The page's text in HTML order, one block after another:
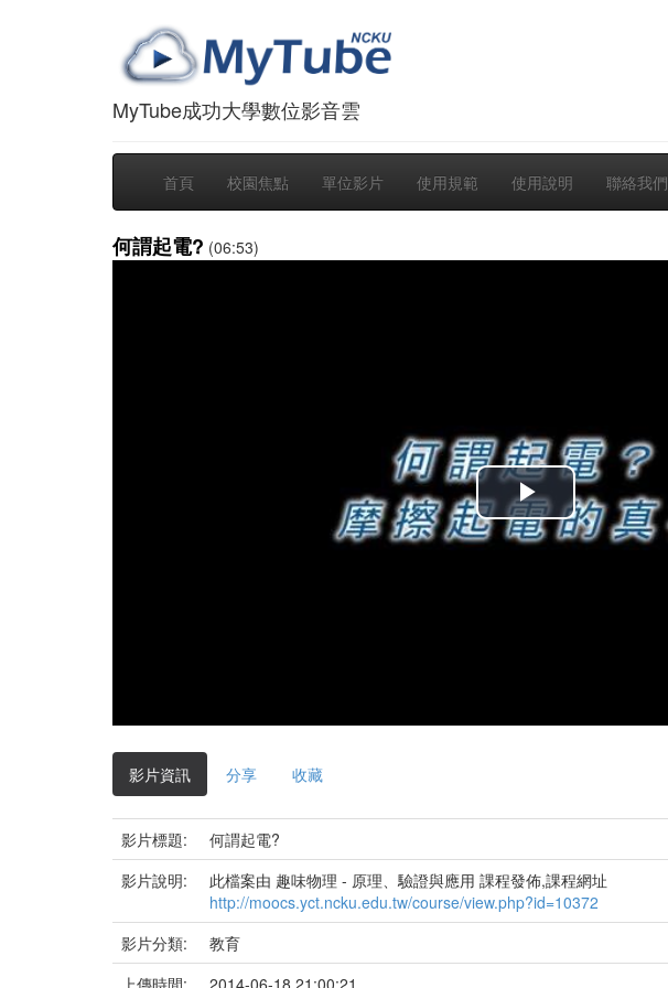
MyTube成功大學數位影音雲
首頁 校園焦點 單位影片 使用規範 使用說明 聯絡我們
何謂起電? (06:53)
播
影片資訊 分享 收藏
影片標題:
何謂起電?
影片說明:
此檔案由 趣味物理 - 原理、驗證與應用 課程發佈,課程網址
http://moocs.yct.ncku.edu.tw/course/view.php?id=10372
影片分類:
教育
上傳時間:
2014-06-18 21:00:21